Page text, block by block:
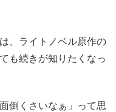
、ライトノベル原作の
も続きが知りたくなっ
倒くさいなぁ」って思